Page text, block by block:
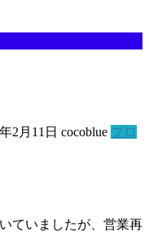
2月11日 cocoblue ブロ
ていましたが、営業再